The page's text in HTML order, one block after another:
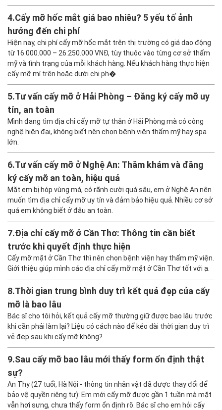
4.Cấy mỡ hốc mắt giá bao nhiêu? 5 yếu tố ảnh
hưởng đến chi phí
Hiện nay, chi phí cấy mỡ hốc mắt trên thị trường có giá dao động
từ 16.000.000 – 26.250.000 VNĐ, tùy thuộc vào từng cơ sở thẩm
mỹ và tình trạng của mỗi khách hàng. Nếu khách hàng thực hiện
cấy mỡ mí trên hoặc dưới chi ph�
5.Tư vấn cấy mỡ ở Hải Phòng – Đăng ký cấy mỡ uy
tín, an toàn
Mình đang tìm địa chỉ cấy mỡ tự thân ở Hải Phòng mà có công
nghệ hiện đại, không biết nên chọn bệnh viện thẩm mỹ hay spa
lớn.
6.Tư vấn cấy mỡ ở Nghệ An: Thăm khám và đăng
ký cấy mỡ an toàn, hiệu quả
Mặt em bị hóp vùng má, có rãnh cười quá sâu, em ở Nghệ An nên
muốn tìm địa chỉ cấy mỡ uy tín và đảm bảo hiệu quả. Nhiều cơ sở
quá em không biết ở đâu an toàn.
7.Địa chỉ cấy mỡ ở Cần Thơ: Thông tin cần biết
trước khi quyết định thực hiện
Cấy mỡ mặt ở Cần Thơ thì nên chọn bệnh viện hay thẩm mỹ viện.
Giới thiệu giúp mình các địa chỉ cấy mỡ mặt ở Cần Thơ tốt với ạ.
8.Thời gian trung bình duy trì kết quả đẹp của cấy
mỡ là bao lâu
Bác sĩ cho tôi hỏi, kết quả cấy mỡ thường giữ được bao lâu trước
khi cần phải làm lại? Liệu có cách nào để kéo dài thời gian duy trì
vẻ đẹp sau khi cấy mỡ không?
9.Sau cấy mỡ bao lâu mới thấy form ổn định thật
sự?
An Thy (27 tuổi, Hà Nội - thông tin nhân vật đã được thay đổi để
bảo vệ quyền riêng tư): Em mới cấy mỡ được gần 1 tuần mà mặt
vẫn hơi sưng, chưa thấy form ổn định rõ. Bác sĩ cho em hỏi cấy